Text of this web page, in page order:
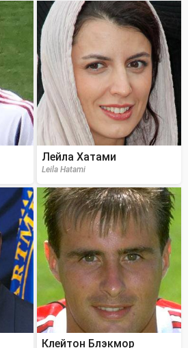
Лейла Хатами
Leila Hatami
Клейтон Блэкмор